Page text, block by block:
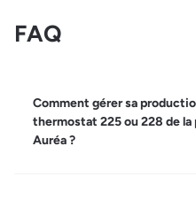
FAQ
Comment gérer sa
thermostat 225 ou 228 de la
Auréa ?